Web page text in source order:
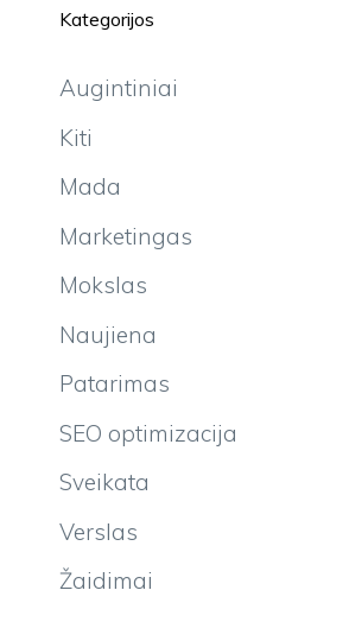
Kategorijos
Augintiniai
Kiti
Mada
Marketingas
Mokslas
Naujiena
Patarimas
SEO optimizacija
Sveikata
Verslas
Žaidimai